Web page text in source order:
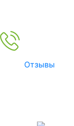
Отзывы